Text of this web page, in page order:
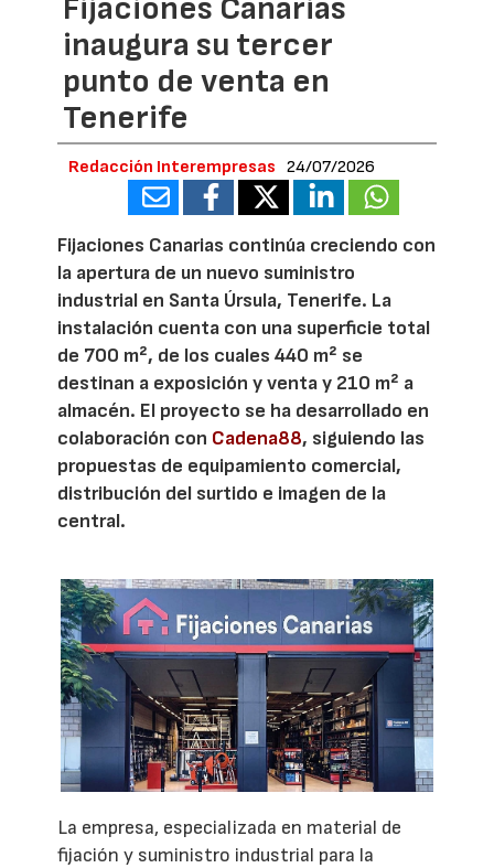
Fijaciones Canarias
inaugura su tercer
punto de venta en
Tenerife
Redacción Interempresas 24/07/2026
Fijaciones Canarias continúa creciendo con
la apertura de un nuevo suministro
industrial en Santa Úrsula, Tenerife. La
instalación cuenta con una superficie total
de 700 m², de los cuales 440 m² se
destinan a exposición y venta y 210 m² a
almacén. El proyecto se ha desarrollado en
colaboración con Cadena88, siguiendo las
propuestas de equipamiento comercial,
distribución del surtido e imagen de la
central.
La empresa, especializada en material de
fijación y suministro industrial para la